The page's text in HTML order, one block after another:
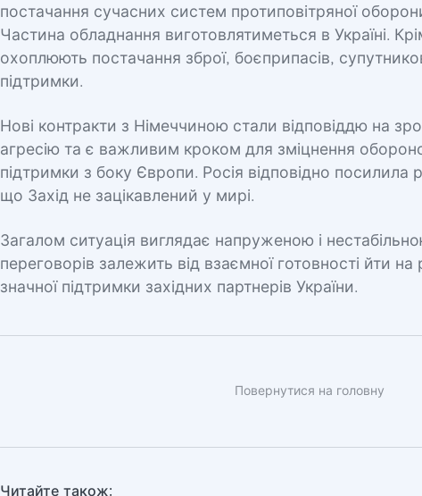
постачання сучасних систем протиповітряної
Частина обладнання виготовлятиметься в Україні.
охоплюють постачання зброї, боєприпасів,
підтримки.
Нові контракти з Німеччиною стали відповіддю на
агресію та є важливим кроком для зміцнення
підтримки з боку Європи. Росія відповідно
що Захід не зацікавлений у мирі.
Загалом ситуація виглядає напруженою і
переговорів залежить від взаємної готовності йти
значної підтримки західних партнерів України.
Повернутися на головну
Читайте також: